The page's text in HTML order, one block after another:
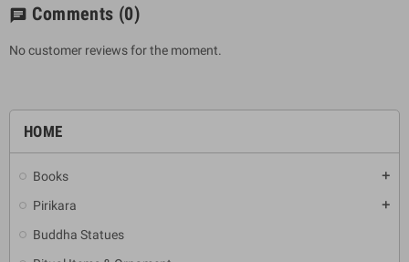
HOME
Books add
Pirikara add
Buddha Statues
chat Comments (0)
No customer reviews for the moment.